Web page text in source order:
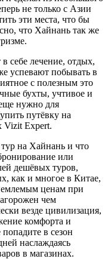
не только с Азии
эти места, что бы
что Хайнань так же
себе лечение, отдых,
успевают побывать в
с полезным это
бухты, учтивое и
нужно для
путёвку на
Vizit Expert.
на Хайнань и что
или
дешёвых туров,
как и многое в Китае,
ценам при
чем
везде цивилизация,
комфорта и
в сезон
наслаждаясь
в магазинах.